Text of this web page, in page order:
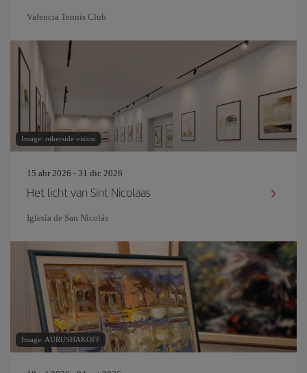
Valencia Tennis Club
Image: otherside vision
15 abr 2026 - 31 dic 2026
Het licht van Sint Nicolaas
Iglesia de San Nicolás
Image: AURUSHAKOFF